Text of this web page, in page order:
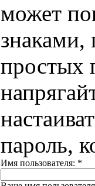
может
знаками,
простых
пароль,
Имя пользователя: *